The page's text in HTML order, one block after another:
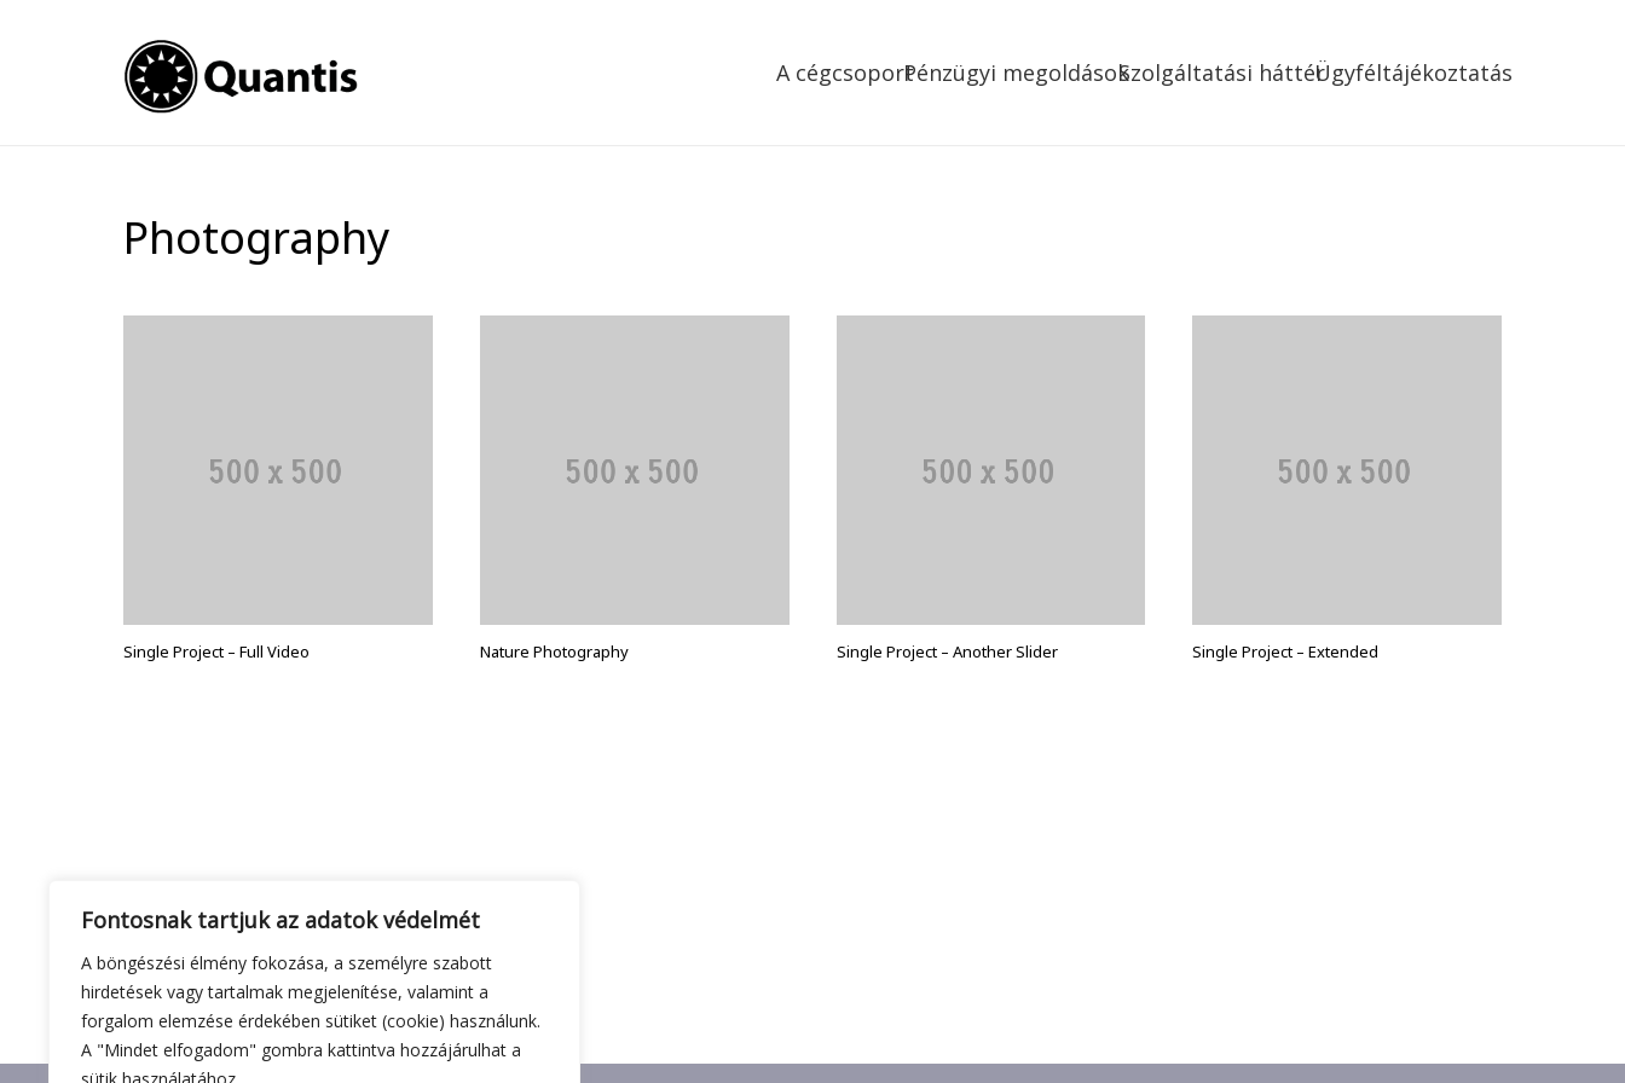
Fontosnak tartjuk az adatok védelmét
A böngészési élmény fokozása, a személyre szabott
hirdetések vagy tartalmak megjelenítése, valamint a
forgalom elemzése érdekében sütiket (cookie) használunk.
A "Mindet elfogadom" gombra kattintva hozzájárulhat a
A cégcsoportPénzügyi megoldásokSzolgáltatási háttérÜgyféltájékoztatás
Photography
Single Project – Full Video Nature Photography Single Project – Another Slider Single Project – Extended